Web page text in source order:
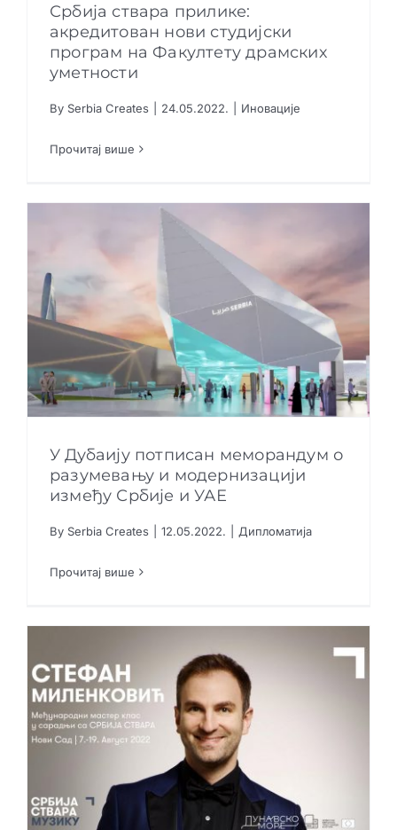
Србија ствара прилике: акредитован нови
Србија ствара прилике:
акредитован нови студијски
програм на Факултету драмских
уметности
By Serbia Creates 24.05.2022. Иновације
Прочитај више
разумевању и модернизацији између Србије
У Дубаију потписан меморандум о
разумевању и модернизацији
између Србије и УАЕ
By Serbia Creates 12.05.2022. Дипломатија
Прочитај више